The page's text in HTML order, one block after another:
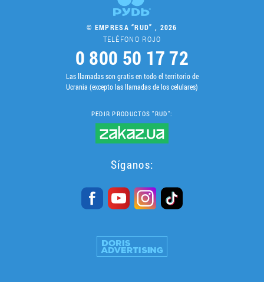
© EMPRESA “RUD” , 2026
TELÉFONO ROJO
0 800 50 17 72
Las llamadas son gratis en todo el territorio de
Ucrania (excepto las llamadas de los celulares)
PEDIR PRODUCTOS "RUD":
Síganos: